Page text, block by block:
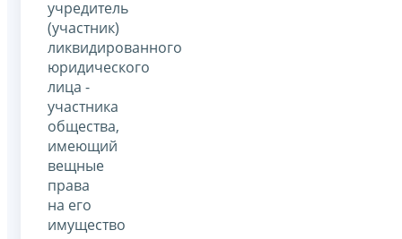
учредитель
(участник)
ликвидированного
юридического
лица -
участника
общества,
имеющий
вещные
права
на его
имущество